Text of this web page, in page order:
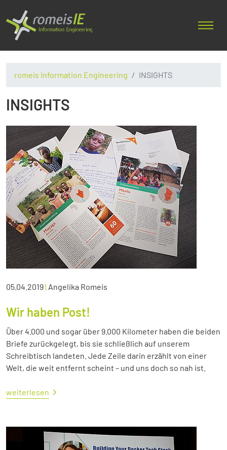
romeis Information Engineering INSIGHTS
INSIGHTS
05.04.2019| Angelika Romeis
Wir haben Post!
Über 4.000 und sogar über 9.000 Kilometer haben die beiden
Briefe zurückgelegt, bis sie schließlich auf unserem
Schreibtisch landeten. Jede Zeile darin erzählt von einer
Welt, die weit entfernt scheint – und uns doch so nah ist.
weiterlesen